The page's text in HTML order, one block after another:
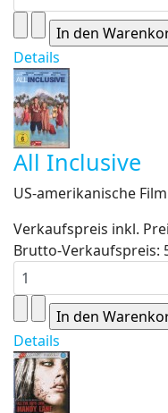
Details
All Inclusive
US-amerikanische
Verkaufspreis inkl.
Brutto-Verkaufspreis:
Details